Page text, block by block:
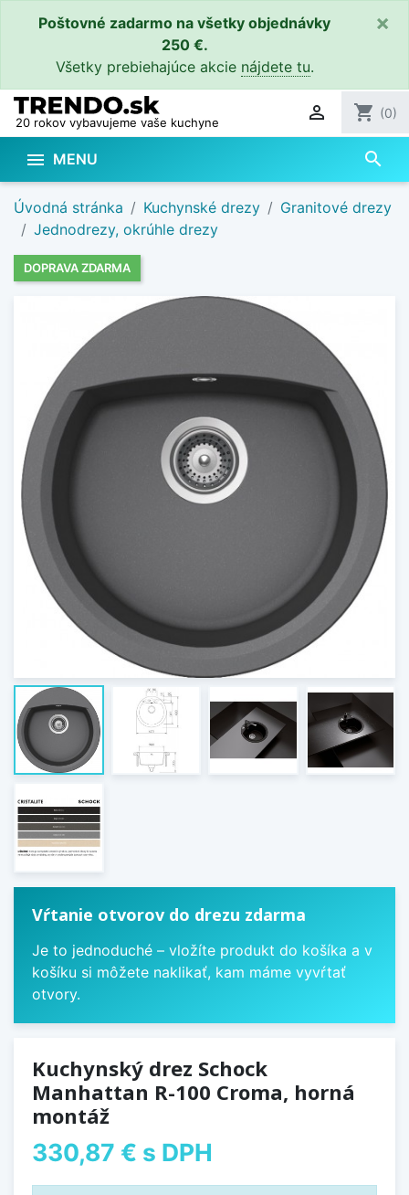
Poštovné zadarmo na všetky objednávky
250 €.
Všetky prebiehajúce akcie nájdete tu.
×
20 rokov vybavujeme vaše kuchyne  shopping_cart (0)
 MENU search
Úvodná stránka Kuchynské drezy
Granitové drezy
Jednodrezy, okrúhle drezy
DOPRAVA ZDARMA
Vŕtanie otvorov do drezu zdarma
Je to jednoduché – vložíte produkt do košíka a v
košíku si môžete naklikať, kam máme vyvŕtať
otvory.
Kuchynský drez Schock
Manhattan R-100 Croma, horná
montáž
330,87 € s DPH